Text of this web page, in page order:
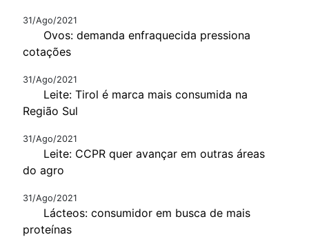
31/Ago/2021
Ovos: demanda enfraquecida pressiona
cotações
31/Ago/2021
Leite: Tirol é marca mais consumida na
Região Sul
31/Ago/2021
Leite: CCPR quer avançar em outras áreas
do agro
31/Ago/2021
Lácteos: consumidor em busca de mais
proteínas